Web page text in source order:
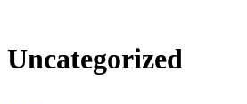
Uncategorized